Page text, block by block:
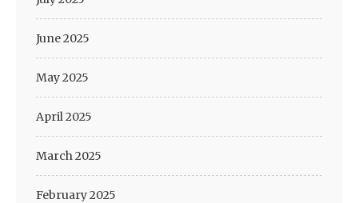
June 2025
May 2025
April 2025
March 2025
February 2025